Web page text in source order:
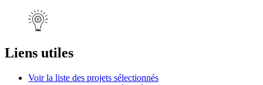
Liens utiles
Voir la liste des projets sélectionnés